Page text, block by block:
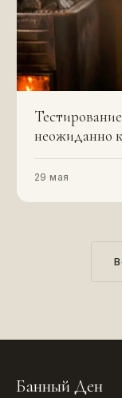
неожиданно
29 мая
Банный Ден